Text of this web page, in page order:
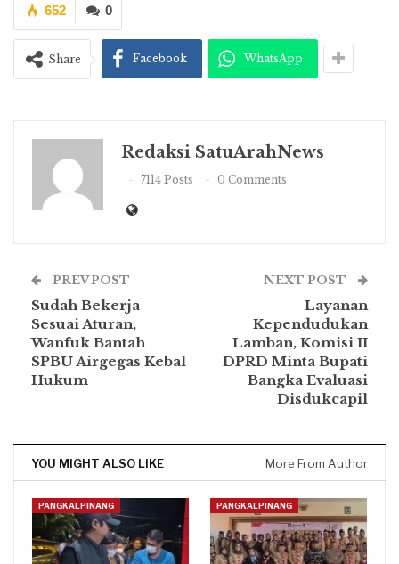
0
652
Share Facebook WhatsApp
Redaksi SatuArahNews
7114 Posts 0 Comments
PREV POST
Sudah Bekerja
Sesuai Aturan,
Wanfuk Bantah
SPBU Airgegas Kebal
Hukum
NEXT POST
Layanan
Kependudukan
Lamban, Komisi II
DPRD Minta Bupati
Bangka Evaluasi
Disdukcapil
YOU MIGHT ALSO LIKE More From Author
PANGKALPINANG PANGKALPINANG